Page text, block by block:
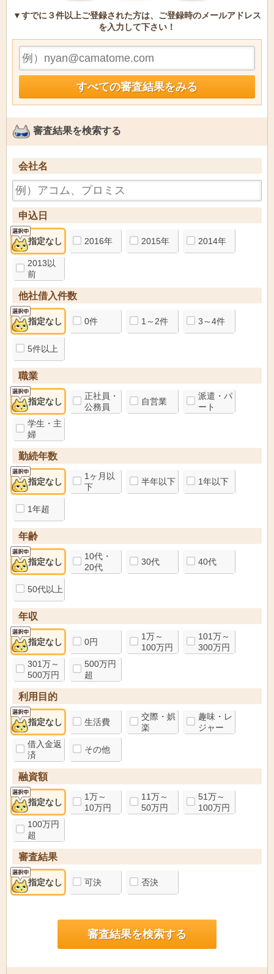
▼すでに３件以上ご登録された方は、ご登録時のメールアドレス
を入力して下さい！
審査結果を検索する
会社名
申込日
指定なし 2016年 2015年 2014年
2013以
前
他社借入件数
指定なし 0件 1～2件 3～4件
5件以上
職業
指定なし
正社員・
公務員
自営業
派遣・パ
ート
学生・主
婦
勤続年数
指定なし
1ヶ月以
下
半年以下 1年以下
1年超
年齢
指定なし
10代・
20代
30代 40代
50代以上
年収
指定なし 0円
1万～
100万円
101万～
300万円
301万～
500万円
500万円
超
利用目的
指定なし 生活費
交際・娯
楽
趣味・レ
ジャー
借入金返
済
その他
融資額
指定なし
1万～
10万円
11万～
50万円
51万～
100万円
100万円
超
審査結果
指定なし 可決 否決